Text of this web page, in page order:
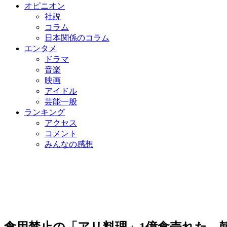
オピニオン
社説
コラム
日本関係のコラム
エンタメ
ドラマ
音楽
映画
アイドル
芸能一般
ランキング
アクセス
コメント
みんなの感想